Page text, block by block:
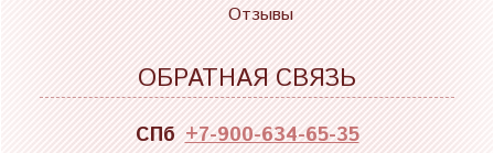
Отзывы
ОБРАТНАЯ СВЯЗЬ
СПб +7-900-634-65-35